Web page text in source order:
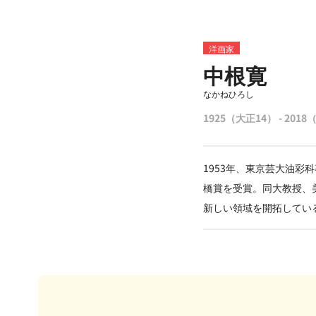
洋画家
中根寛
なかねひろし
1925（大正14） - 2018（
1953年、東京芸大油彩
橋賞を受賞。同大教授
新しい領域を開拓して